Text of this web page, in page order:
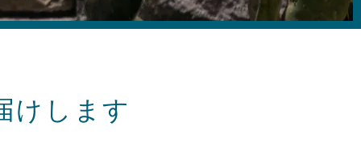
けします